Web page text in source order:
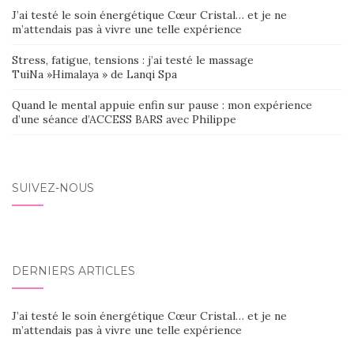
J’ai testé le soin énergétique Cœur Cristal… et je ne
m’attendais pas à vivre une telle expérience
Stress, fatigue, tensions : j’ai testé le massage
TuiNa »Himalaya » de Lanqi Spa
Quand le mental appuie enfin sur pause : mon expérience
d’une séance d’ACCESS BARS avec Philippe
SUIVEZ-NOUS
DERNIERS ARTICLES
J’ai testé le soin énergétique Cœur Cristal… et je ne
m’attendais pas à vivre une telle expérience